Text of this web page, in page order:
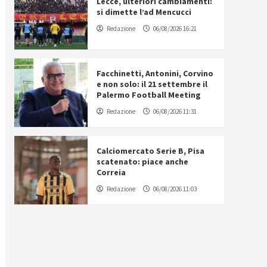
si dimette l’ad Mencucci
Redazione 06/08/2026 16:21
Facchinetti, Antonini, Corvino
e non solo: il 21 settembre il
Palermo Football Meeting
Redazione 06/08/2026 11:31
Calciomercato Serie B, Pisa
scatenato: piace anche
Correia
Redazione 06/08/2026 11:03